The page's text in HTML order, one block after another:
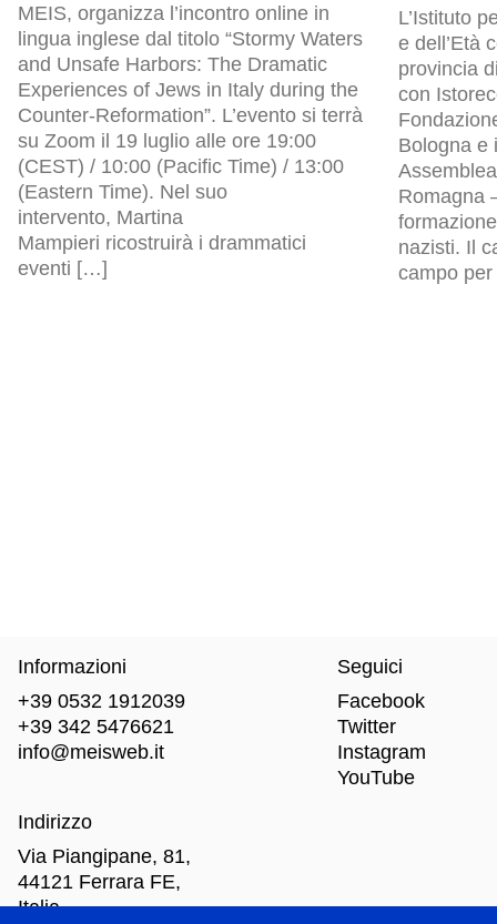
MEIS, organizza l’incontro online in
lingua inglese dal titolo “Stormy Waters
and Unsafe Harbors: The Dramatic
Experiences of Jews in Italy during the
Counter-Reformation”. L’evento si terrà
su Zoom il 19 luglio alle ore 19:00
(CEST) / 10:00 (Pacific Time) / 13:00
(Eastern Time). Nel suo
intervento, Martina
Mampieri ricostruirà i drammatici
eventi […]
L’Istituto
e dell’Età
provincia
con
Bologna e
Romagna
nazisti. Il
campo
Informazioni
+39 0532 1912039
+39 342 5476621
info@meisweb.it
Indirizzo
Via Piangipane, 81,
44121 Ferrara FE,
Italia
Seguici
Facebook
Twitter
Instagram
YouTube